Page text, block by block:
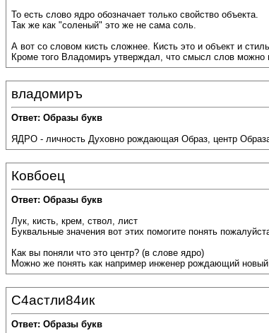
То есть слово ядро обозначает только свойство объекта.
Так же как "соленый" это же не сама соль.
А вот со словом кисть сложнее. Кисть это и объект и
Кроме того Владомиръ утверждал, что смысл слов можно
владомиръ
Ответ: Образы букв
ЯДРО - личность Духовно рождающая Образ, центр
Ковбоец
Ответ: Образы букв
Лук, кисть, крем, ствол, лист
Буквальные значения вот этих помогите понять
Как вы поняли что это центр? (в слове ядро)
Можно же понять как например инженер рождающий новый
С4астли84ик
Ответ: Образы букв